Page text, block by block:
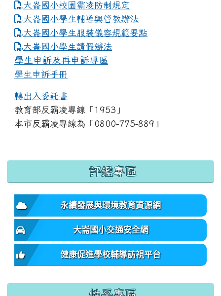
大崙國小校園霸凌防制規定
大崙國小學生輔導與管教辦法
大崙國小學生服裝儀容規範要點
link to https://www.dles.tyc.edu.tw/uploads/
大崙國小學生請假辦法
學生申訴及再申訴專區
學生申訴手冊
轉出入委託書
教育部反霸凌專線「1953」
本市反霸凌專線為「0800-775-889」
:::
評鑑專區
永續發展與環境教育資源網
大崙國小交通安全網
健康促進學校輔導訪視平台